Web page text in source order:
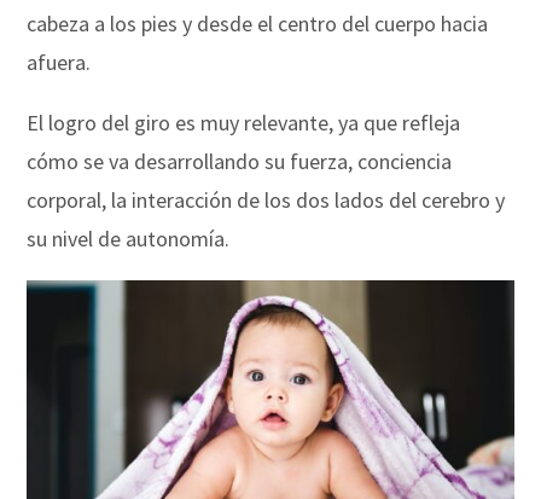
cabeza a los pies y desde el centro del cuerpo hacia
afuera.
El logro del giro es muy relevante, ya que refleja
cómo se va desarrollando su fuerza, conciencia
corporal, la interacción de los dos lados del cerebro y
su nivel de autonomía.